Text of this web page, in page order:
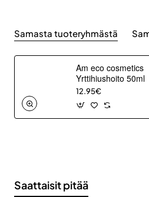
Samasta tuoteryhmästä
Am eco cosmetics
Yrttihiushoito 50ml
12.95€
Saattaisit pitää